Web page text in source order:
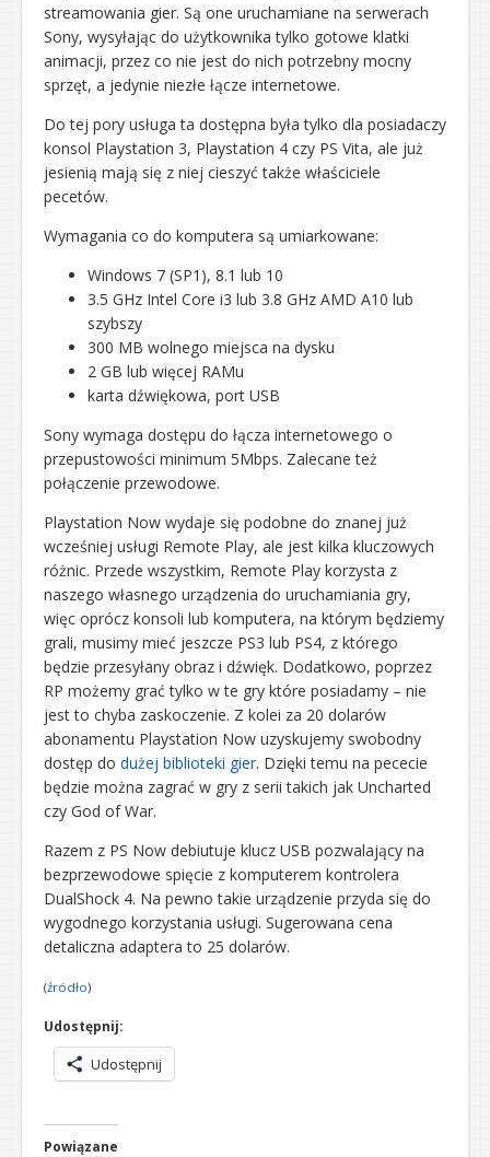
streamowania gier. Są one uruchamiane na serwerach
Sony, wysyłając do użytkownika tylko gotowe klatki
animacji, przez co nie jest do nich potrzebny mocny
sprzęt, a jedynie niezłe łącze internetowe.
Do tej pory usługa ta dostępna była tylko dla posiadaczy
konsol Playstation 3, Playstation 4 czy PS Vita, ale już
jesienią mają się z niej cieszyć także właściciele
pecetów.
Wymagania co do komputera są umiarkowane:
Windows 7 (SP1), 8.1 lub 10
3.5 GHz Intel Core i3 lub 3.8 GHz AMD A10 lub
szybszy
300 MB wolnego miejsca na dysku
2 GB lub więcej RAMu
karta dźwiękowa, port USB
Sony wymaga dostępu do łącza internetowego o
przepustowości minimum 5Mbps. Zalecane też
połączenie przewodowe.
Playstation Now wydaje się podobne do znanej już
wcześniej usługi Remote Play, ale jest kilka kluczowych
różnic. Przede wszystkim, Remote Play korzysta z
naszego własnego urządzenia do uruchamiania gry,
więc oprócz konsoli lub komputera, na którym będziemy
grali, musimy mieć jeszcze PS3 lub PS4, z którego
będzie przesyłany obraz i dźwięk. Dodatkowo, poprzez
RP możemy grać tylko w te gry które posiadamy – nie
jest to chyba zaskoczenie. Z kolei za 20 dolarów
abonamentu Playstation Now uzyskujemy swobodny
dostęp do dużej biblioteki gier. Dzięki temu na pececie
będzie można zagrać w gry z serii takich jak Uncharted
czy God of War.
Razem z PS Now debiutuje klucz USB pozwalający na
bezprzewodowe spięcie z komputerem kontrolera
DualShock 4. Na pewno takie urządzenie przyda się do
wygodnego korzystania usługi. Sugerowana cena
detaliczna adaptera to 25 dolarów.
(źródło)
Udostępnij:
Udostępnij
Powiązane